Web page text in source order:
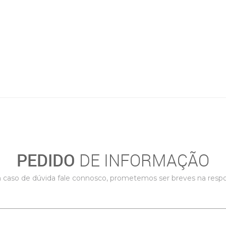
PEDIDO DE INFORMAÇÃO
caso de dúvida fale connosco, prometemos ser breves na